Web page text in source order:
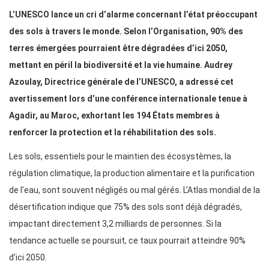
L’UNESCO lance un cri d’alarme concernant l’état préoccupant
des sols à travers le monde. Selon l’Organisation, 90% des
terres émergées pourraient être dégradées d’ici 2050,
mettant en péril la biodiversité et la vie humaine. Audrey
Azoulay, Directrice générale de l’UNESCO, a adressé cet
avertissement lors d’une conférence internationale tenue à
Agadir, au Maroc, exhortant les 194 États membres à
renforcer la protection et la réhabilitation des sols.
Les sols, essentiels pour le maintien des écosystèmes, la
régulation climatique, la production alimentaire et la purification
de l’eau, sont souvent négligés ou mal gérés. L’Atlas mondial de la
désertification indique que 75% des sols sont déjà dégradés,
impactant directement 3,2 milliards de personnes. Si la
tendance actuelle se poursuit, ce taux pourrait atteindre 90%
d’ici 2050.